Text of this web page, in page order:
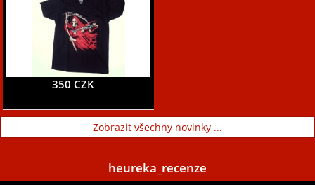
350 CZK
Zobrazit všechny novinky ...
heureka_recenze